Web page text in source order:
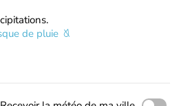
de pluie